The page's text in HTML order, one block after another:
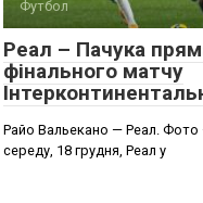
Футбол
Реал – Пачука
фінального матчу
Райо Вальекано — Реал. Фото
середу, 18 грудня, Реал у